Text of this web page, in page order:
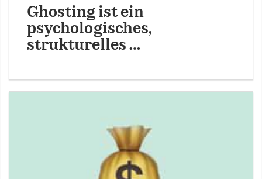
Ghosting ist ein
psychologisches,
strukturelles …